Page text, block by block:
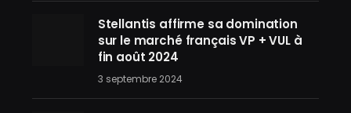
Stellantis affirme sa domination
sur le marché français VP + VUL à
fin août 2024
3 septembre 2024